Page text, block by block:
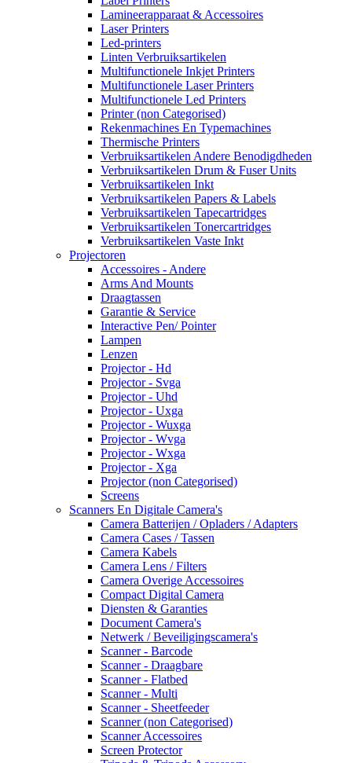
Lamineerapparaat & Accessoires
Laser Printers
Led-printers
Linten Verbruiksartikelen
Multifunctionele Inkjet Printers
Multifunctionele Laser Printers
Multifunctionele Led Printers
Printer (non Categorised)
Rekenmachines En Typemachines
Thermische Printers
Verbruiksartikelen Andere Benodigdheden
Verbruiksartikelen Drum & Fuser Units
Verbruiksartikelen Inkt
Verbruiksartikelen Papers & Labels
Verbruiksartikelen Tapecartridges
Verbruiksartikelen Tonercartridges
Verbruiksartikelen Vaste Inkt
Projectoren
Accessoires - Andere
Arms And Mounts
Draagtassen
Garantie & Service
Interactive Pen/ Pointer
Lampen
Lenzen
Projector - Hd
Projector - Svga
Projector - Uhd
Projector - Uxga
Projector - Wuxga
Projector - Wvga
Projector - Wxga
Projector - Xga
Projector (non Categorised)
Screens
Scanners En Digitale Camera's
Camera Batterijen / Opladers / Adapters
Camera Cases / Tassen
Camera Kabels
Camera Lens / Filters
Camera Overige Accessoires
Compact Digital Camera
Diensten & Garanties
Document Camera's
Netwerk / Beveiligingscamera's
Scanner - Barcode
Scanner - Draagbare
Scanner - Flatbed
Scanner - Multi
Scanner - Sheetfeeder
Scanner (non Categorised)
Scanner Accessoires
Screen Protector